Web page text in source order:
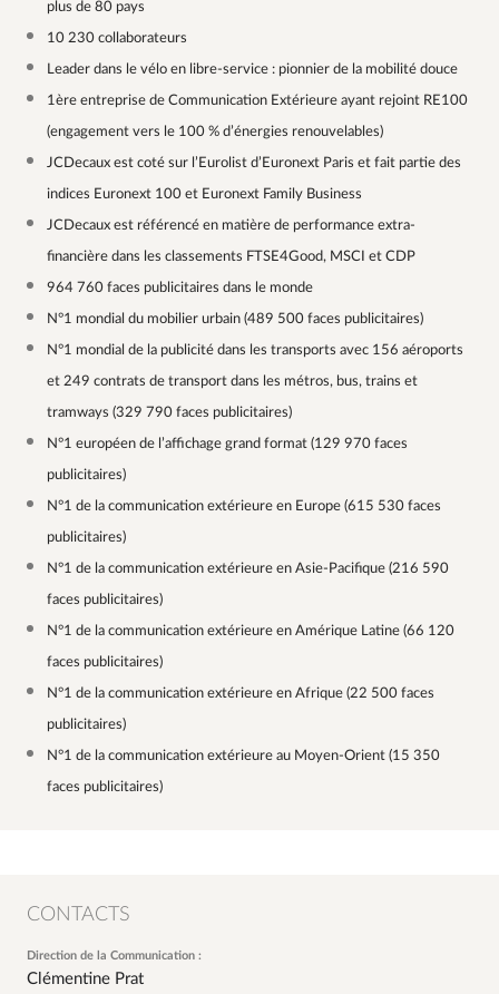
plus de 80 pays
10 230 collaborateurs
Leader dans le vélo en libre-service : pionnier de la mobilité douce
1ère entreprise de Communication Extérieure ayant rejoint RE100
(engagement vers le 100 % d’énergies renouvelables)
JCDecaux est coté sur l’Eurolist d’Euronext Paris et fait partie des
indices Euronext 100 et Euronext Family Business
JCDecaux est référencé en matière de performance extra-
financière dans les classements FTSE4Good, MSCI et CDP
964 760 faces publicitaires dans le monde
N°1 mondial du mobilier urbain (489 500 faces publicitaires)
N°1 mondial de la publicité dans les transports avec 156 aéroports
et 249 contrats de transport dans les métros, bus, trains et
tramways (329 790 faces publicitaires)
N°1 européen de l’affichage grand format (129 970 faces
publicitaires)
N°1 de la communication extérieure en Europe (615 530 faces
publicitaires)
N°1 de la communication extérieure en Asie-Pacifique (216 590
faces publicitaires)
N°1 de la communication extérieure en Amérique Latine (66 120
faces publicitaires)
N°1 de la communication extérieure en Afrique (22 500 faces
publicitaires)
N°1 de la communication extérieure au Moyen-Orient (15 350
faces publicitaires)
CONTACTS
Direction de la Communication :
Clémentine Prat